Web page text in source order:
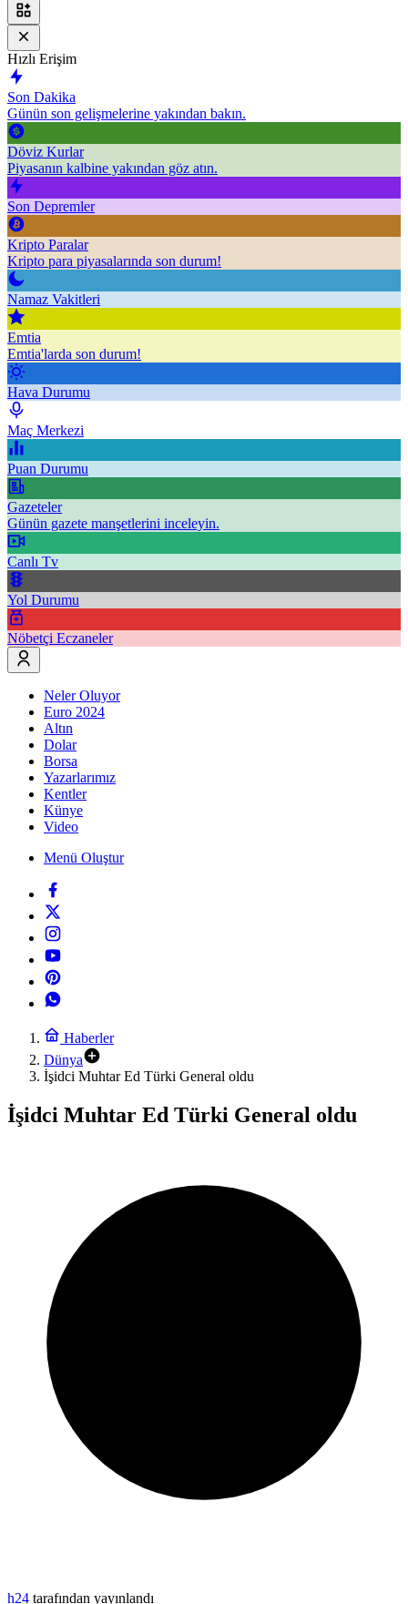
Hızlı Erişim
Son Dakika
Günün son gelişmelerine yakından bakın.
Döviz Kurlar
Piyasanın kalbine yakından göz atın.
Son Depremler
Kripto Paralar
Kripto para piyasalarında son durum!
Namaz Vakitleri
Emtia
Emtia'larda son durum!
Hava Durumu
Maç Merkezi
Puan Durumu
Gazeteler
Günün gazete manşetlerini inceleyin.
Canlı Tv
Yol Durumu
Nöbetçi Eczaneler
Neler Oluyor
Euro 2024
Altın
Dolar
Borsa
Yazarlarımız
Kentler
Künye
Video
Menü Oluştur
Haberler
Dünya
İşidci Muhtar Ed Türki General oldu
İşidci Muhtar Ed Türki General oldu
h24 tarafından yayınlandı